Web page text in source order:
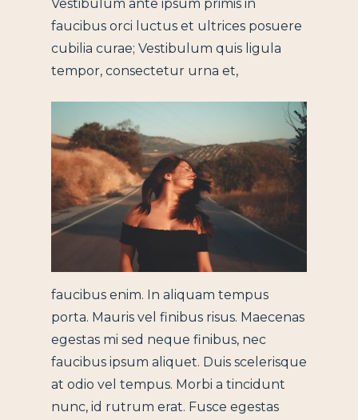
Vestibulum ante ipsum primis in
faucibus orci luctus et ultrices posuere
cubilia curae; Vestibulum quis ligula
tempor, consectetur urna et,
faucibus enim. In aliquam tempus
porta. Mauris vel finibus risus. Maecenas
egestas mi sed neque finibus, nec
faucibus ipsum aliquet. Duis scelerisque
at odio vel tempus. Morbi a tincidunt
nunc, id rutrum erat. Fusce egestas